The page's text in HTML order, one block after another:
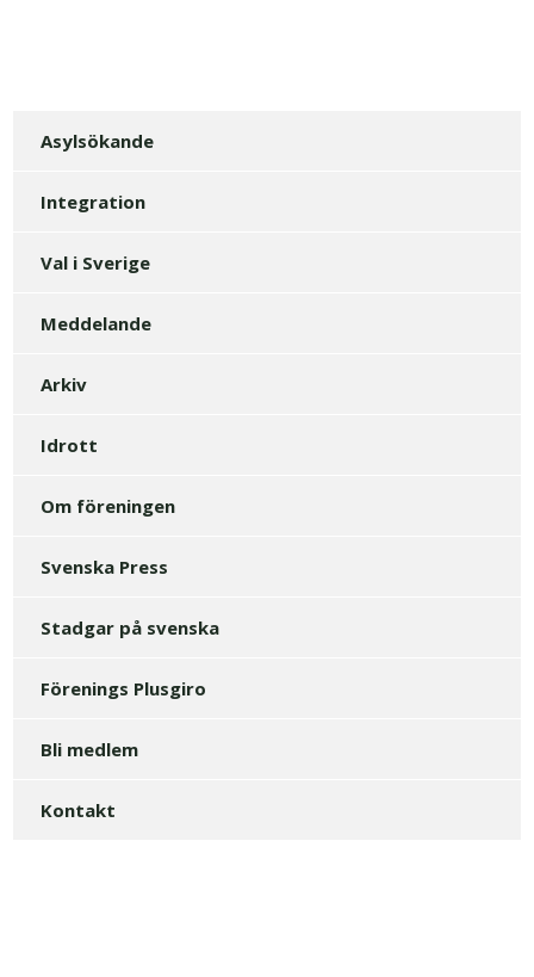
Asylsökande
Integration
Val i Sverige
Meddelande
Arkiv
Idrott
Om föreningen
Svenska Press
Stadgar på svenska
Förenings Plusgiro
Bli medlem
Kontakt